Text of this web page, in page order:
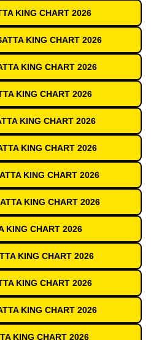
KING CHART 2026
KING CHART 2026
KING CHART 2026
KING CHART 2026
KING CHART 2026
KING CHART 2026
KING CHART 2026
KING CHART 2026
KING CHART 2026
KING CHART 2026
KING CHART 2026
KING CHART 2026
KING CHART 2026